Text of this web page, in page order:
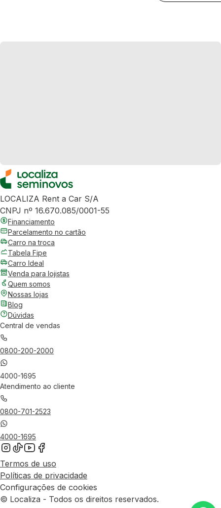
LOCALIZA Rent a Car S/A
CNPJ nº 16.670.085/0001-55
Financiamento
Parcelamento no cartão
Carro na troca
Tabela Fipe
Carro Ideal
Venda para lojistas
Quem somos
Nossas lojas
Blog
Dúvidas
Central de vendas
0800-200-2000
4000-1695
Atendimento ao cliente
0800-701-2523
4000-1695
Termos de uso
Políticas de privacidade
Configurações de cookies
© Localiza - Todos os direitos reservados.